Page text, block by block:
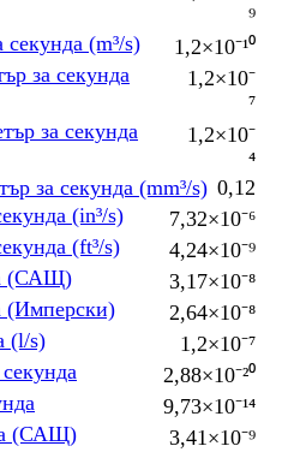
⁹
секунда (m³/s)
1,2×10⁻¹⁰
за секунда
1,2×10⁻
⁷
за секунда
1,2×10⁻
⁴
за секунда (mm³/s) 0,12
(in³/s)
7,32×10⁻⁶
(ft³/s)
4,24×10⁻⁹
(САЩ)
3,17×10⁻⁸
(Имперски)
2,64×10⁻⁸
(l/s)
1,2×10⁻⁷
2,88×10⁻²⁰
9,73×10⁻¹⁴
(САЩ)
3,41×10⁻⁹